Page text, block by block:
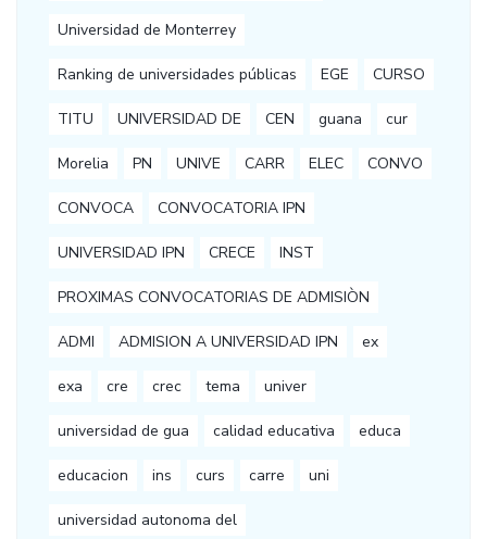
Universidad de Monterrey
Ranking de universidades públicas EGE CURSO
TITU UNIVERSIDAD DE CEN guana cur
Morelia PN UNIVE CARR ELEC CONVO
CONVOCA CONVOCATORIA IPN
UNIVERSIDAD IPN CRECE INST
PROXIMAS CONVOCATORIAS DE ADMISIÒN
ADMI ADMISION A UNIVERSIDAD IPN ex
exa cre crec tema univer
universidad de gua calidad educativa educa
educacion ins curs carre uni
universidad autonoma del